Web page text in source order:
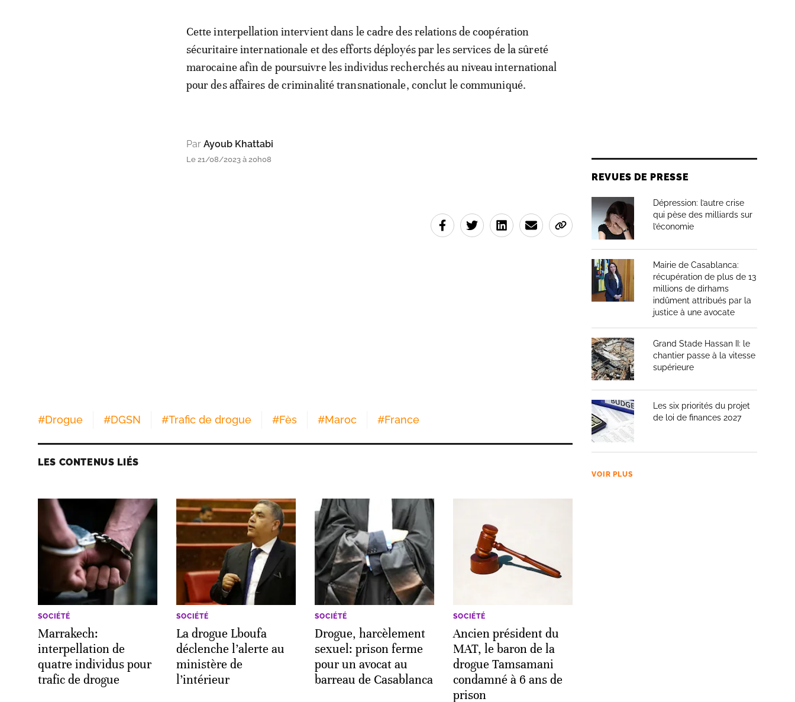
Cette interpellation intervient dans le cadre des relations de coopération
sécuritaire internationale et des efforts déployés par les services de la sûreté
marocaine afin de poursuivre les individus recherchés au niveau international
pour des affaires de criminalité transnationale, conclut le communiqué.
Par Ayoub Khattabi
Le 21/08/2023 à 20h08
#Drogue #DGSN #Trafic de drogue #Fès #Maroc #France
LES CONTENUS LIÉS
SOCIÉTÉ
Marrakech:
interpellation de
quatre individus pour
trafic de drogue
SOCIÉTÉ
La drogue Lboufa
déclenche l’alerte au
ministère de
l’intérieur
SOCIÉTÉ
Drogue, harcèlement
sexuel: prison ferme
pour un avocat au
barreau de Casablanca
SOCIÉTÉ
Ancien président du
MAT, le baron de la
drogue Tamsamani
condamné à 6 ans de
prison
REVUES DE PRESSE
Dépression: l’autre crise
qui pèse des milliards sur
l’économie
Mairie de Casablanca:
récupération de plus de 13
millions de dirhams
indûment attribués par la
justice à une avocate
Grand Stade Hassan II: le
chantier passe à la vitesse
supérieure
Les six priorités du projet
de loi de finances 2027
VOIR PLUS